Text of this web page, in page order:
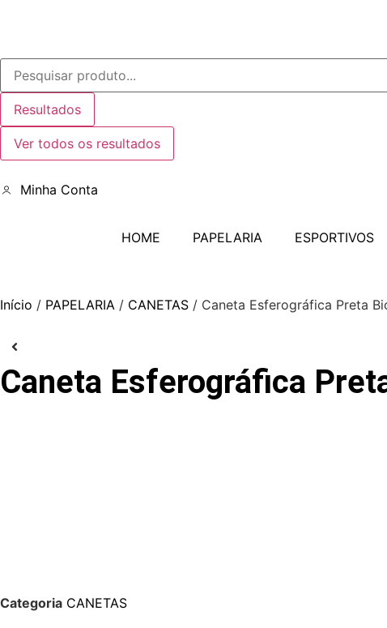
Resultados
Ver todos os resultados
Minha Conta
HOME PAPELARIA ESPORTIVOS
Início / PAPELARIA / CANETAS / Caneta Esferográfica Preta
Caneta Esferográfica
Categoria CANETAS